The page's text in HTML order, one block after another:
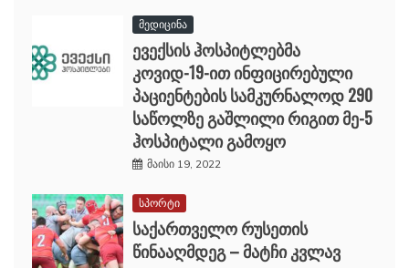
მედიცინა
ევექსის ჰოსპიტლებმა
კოვიდ-19-ით ინფიცირებული
პაციენტების სამკურნალოდ 290
საწოლზე გაშლილი რიგით მე-5
ჰოსპიტალი გამოყო
მაისი 19, 2022
სპორტი
საქართველო რუსეთის
წინააღმდეგ – მატჩი კვლავ